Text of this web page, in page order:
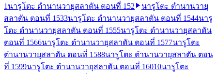
1 นารูโตะ ตำนานวายุสลาตัน ตอนที่ 152
นารูโตะ ตำนานวายุ
สลาตัน ตอนที่ 1533นารูโตะ ตำนานวายุสลาตัน ตอนที่ 1544นารู
โตะ ตำนานวายุสลาตัน ตอนที่ 1555นารูโตะ ตำนานวายุสลาตัน
ตอนที่ 1566นารูโตะ ตำนานวายุสลาตัน ตอนที่ 1577นารูโตะ
ตำนานวายุสลาตัน ตอนที่ 1588นารูโตะ ตำนานวายุสลาตัน ตอน
ที่ 1599นารูโตะ ตำนานวายุสลาตัน ตอนที่ 16010นารูโตะ